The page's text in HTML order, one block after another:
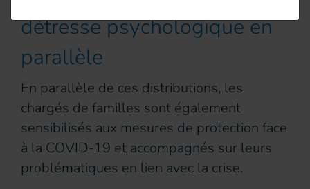
détresse psychologique en
parallèle
En parallèle de ces distributions, les
chargés de familles sont également
sensibilisés aux mesures de protection face
à la COVID-19 et accompagnés sur leurs
problématiques en lien avec la crise.